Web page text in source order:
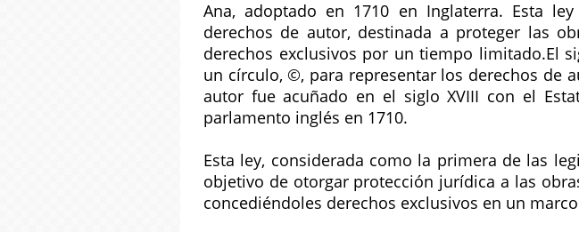
Ana, adoptado en 1710 en Inglaterra. Esta
derechos de autor, destinada a proteger las
derechos exclusivos por un tiempo limitado.El
un círculo, ©, para representar los derechos de
autor fue acuñado en el siglo XVIII con el
parlamento inglés en 1710.
Esta ley, considerada como la primera de las
objetivo de otorgar protección jurídica a las
concediéndoles derechos exclusivos en un